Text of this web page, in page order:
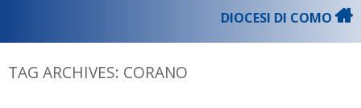
DIOCESI DI COMO
TAG ARCHIVES: CORANO